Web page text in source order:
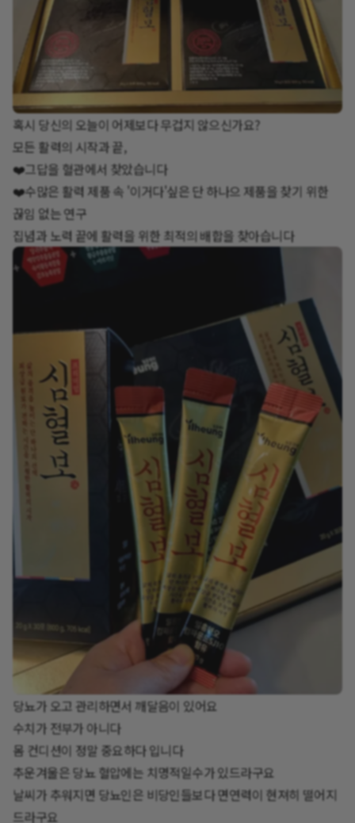
혹시 당신의 오늘이 어제보다 무겁지 않으신가요?
모든 활력의 시작과 끝,
❤️그답을 혈관에서 찾았습니다
❤️수많은 활력 제품 속 '이거다'싶은 단 하나으 제품을 찾기 위한
끊임 없는 연구
집념과 노력 끝에 활력을 위한 최적의 배합을 찾아습니다
당뇨가 오고 관리하면서 깨달음이 있어요
수치가 전부가 아니다
몸 컨디션이 정말 중요하다 입니다
추운겨울은 당뇨 혈압에는 치명적일수가 있드라구요
날씨가 추워지면 당뇨인은 비당인들보다 면연력이 현져히 떨어지
드라구요